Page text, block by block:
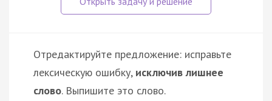
Отредактируйте предложение: исправьте
лексическую ошибку, исключив лишнее
слово. Выпишите это слово.